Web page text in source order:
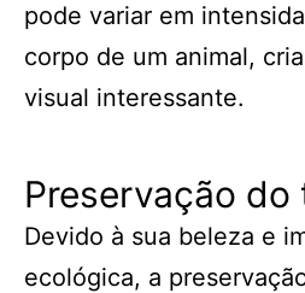
pode variar em
corpo de um animal,
visual interessante.
Preservação do
Devido à sua beleza e
ecológica, a